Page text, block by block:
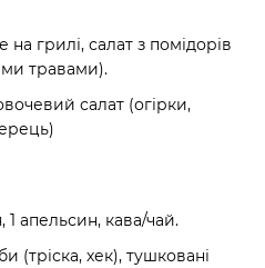
на грилі, салат з помідорів
травами).
салат (огірки,
1 апельсин, кава/чай.
(тріска, хек), тушковані